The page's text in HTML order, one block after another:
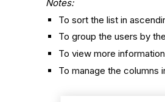
Notes:
To sort the list in
To group the users by
To view more
To manage the